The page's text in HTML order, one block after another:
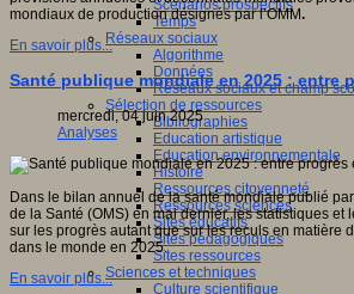
Scénarios prospectifs
Temps
Réseaux sociaux
Algorithme
Données
Réseaux sociaux et champ
Sélection de ressources
Bibliographies
Education artistique
Education environnementale
Histoire
Ressources citoyenneté
Ressources sciences
Sites éducatifs
Sites pédagogiques
Sites ressources
Sciences et techniques
Culture scientifique
mondiaux de production désignés par l’OMM.
En savoir plus...
Santé publique mondiale en 2025 : entre
mercredi, 04 juin 2025
Analyses
Dans le bilan annuel de la santé mondiale publié
de la Santé (OMS) en mai dernier, les statistiques et
sur les progrès autant que sur les reculs en matière
dans le monde en 2025.
En savoir plus...